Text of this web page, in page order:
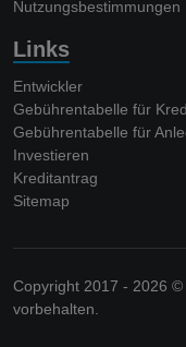
Nutzungsbestimmungen
Links
Entwickler
Gebührentabelle für
Gebührentabelle für
Investieren
Kreditantrag
Sitemap
Copyright 2017 - 2026 ©
vorbehalten.